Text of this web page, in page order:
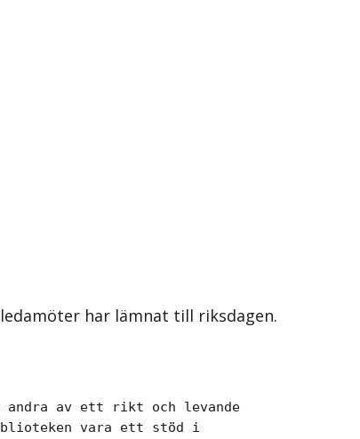
har lämnat till riksdagen.
andra av ett rikt och levande
vara ett stöd i